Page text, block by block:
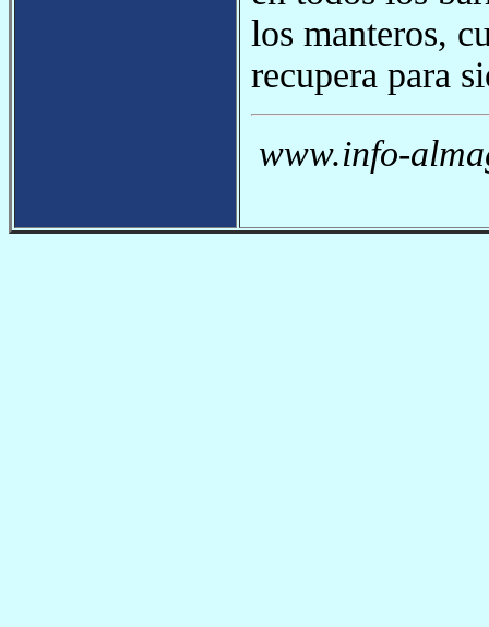
los manteros,
recupera para
www.info-